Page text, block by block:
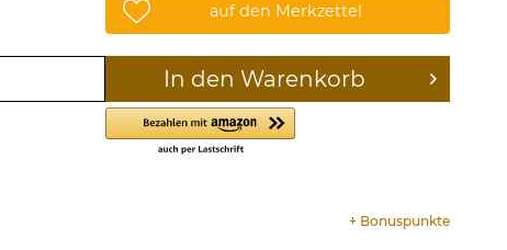
auf den Merkzettel
In den Warenkorb
+ Bonuspunkte